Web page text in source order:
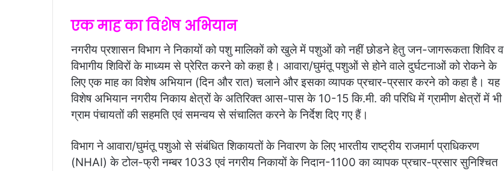
एक माह का विशेष अभियान
नगरीय प्रशासन विभाग ने निकायों को पशु मालिकों को खुले में पशुओं को नहीं छोडने हेतु जन-जागरूकता शिविर व
विभागीय शिविरों के माध्यम से प्रेरित करने को कहा है। आवारा/घुमंतू पशुओं से होने वाले दुर्घटनाओं को रोकने के
लिए एक माह का विशेष अभियान (दिन और रात) चलाने और इसका व्यापक प्रचार-प्रसार करने को कहा है। यह
विशेष अभियान नगरीय निकाय क्षेत्रों के अतिरिक्त आस-पास के 10-15 कि.मी. की परिधि में ग्रामीण क्षेत्रों में भी
ग्राम पंचायतों की सहमति एवं समन्वय से संचालित करने के निर्देश दिए गए हैं।
विभाग ने आवारा/घुमंतू पशुओ से संबंधित शिकायतों के निवारण के लिए भारतीय राष्ट्रीय राजमार्ग प्राधिकरण
(NHAI) के टोल-फ्री नम्बर 1033 एवं नगरीय निकायों के निदान-1100 का व्यापक प्रचार-प्रसार सुनिश्चित